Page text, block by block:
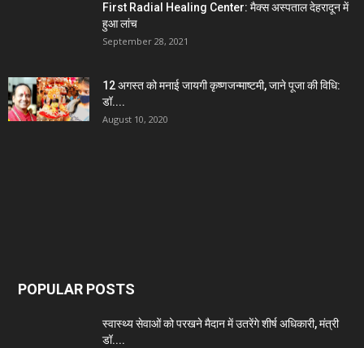
First Radial Healing Center: मैक्स अस्पताल देहरादून में
हुआ लांच
September 28, 2021
12 अगस्त को मनाई जायगी कृष्णजन्माष्टमी, जाने पूजा की विधि:
डॉ....
August 10, 2020
POPULAR POSTS
स्वास्थ्य सेवाओं को परखने मैदान में उतरेंगे शीर्ष अधिकारी, मंत्री
डॉ....